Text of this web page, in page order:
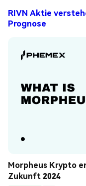
RIVN Aktie
Prognose
Morpheus Krypto
Zukunft 2024